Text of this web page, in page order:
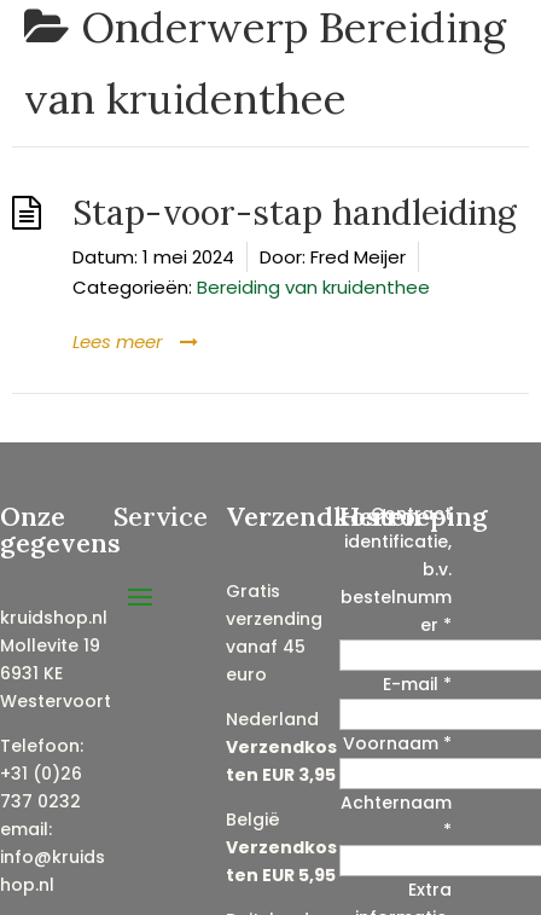
Onderwerp Bereiding
van kruidenthee
Stap-voor-stap handleiding
Datum: 1 mei 2024 Door: Fred Meijer
Categorieën: Bereiding van kruidenthee
Lees meer
Onze
gegevens
kruidshop.nl
Mollevite 19
6931 KE
Westervoort
Telefoon:
+31 (0)26
737 0232
email:
info@kruids
hop.nl
Service Verzendkosten
Gratis
verzending
vanaf 45
euro
Nederland
Verzendkos
ten EUR 3,95
België
Verzendkos
ten EUR 5,95
Herroeping
Contract
identificatie,
b.v.
bestelnumm
er *
E-mail *
l
Voornaam *
Achternaam
*
Extra